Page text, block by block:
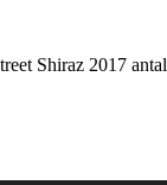
Shiraz 2017 antal